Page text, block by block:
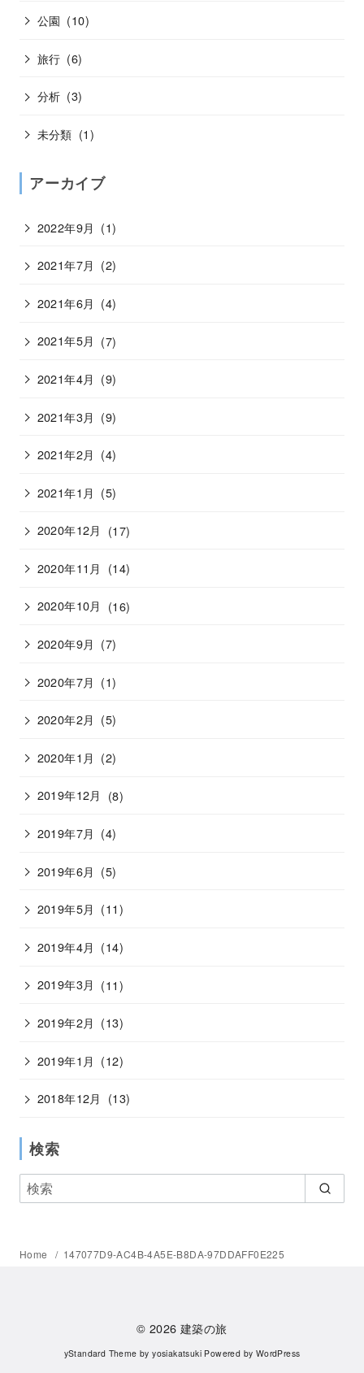
公園 (10)
旅行 (6)
分析 (3)
未分類 (1)
アーカイブ
2022年9月 (1)
2021年7月 (2)
2021年6月 (4)
2021年5月 (7)
2021年4月 (9)
2021年3月 (9)
2021年2月 (4)
2021年1月 (5)
2020年12月 (17)
2020年11月 (14)
2020年10月 (16)
2020年9月 (7)
2020年7月 (1)
2020年2月 (5)
2020年1月 (2)
2019年12月 (8)
2019年7月 (4)
2019年6月 (5)
2019年5月 (11)
2019年4月 (14)
2019年3月 (11)
2019年2月 (13)
2019年1月 (12)
2018年12月 (13)
検索
Home 147077D9-AC4B-4A5E-B8DA-97DDAFF0E225
© 2026建築の旅
yStandard Theme byyosiakatsuki Powered by WordPress